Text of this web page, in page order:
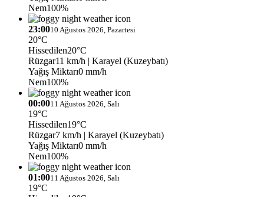
Nem100%
23:0010 Ağustos 2026, Pazartesi
20°C
Hissedilen20°C
Rüzgar11 km/h | Karayel (Kuzeybatı)
Yağış Miktarı0 mm/h
Nem100%
00:0011 Ağustos 2026, Salı
19°C
Hissedilen19°C
Rüzgar7 km/h | Karayel (Kuzeybatı)
Yağış Miktarı0 mm/h
Nem100%
01:0011 Ağustos 2026, Salı
19°C